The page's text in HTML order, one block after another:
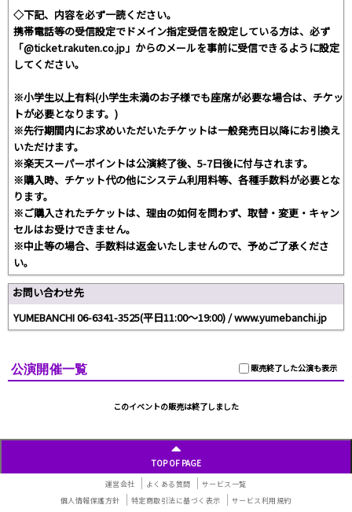
◇下記、内容を必ず一読ください。
携帯電話等の受信設定でドメイン指定受信を設定している方は、必ず
「@ticket.rakuten.co.jp」からのメールを事前に受信できるように設定
してください。
※小学生以上有料(小学生未満のお子様でも座席が必要な場合は、チケッ
トが必要となります。)
※先行期間内にお求めいただいたチケットは一般発売日以降にお引換え
いただけます。
※楽天スーパーポイントは公演終了後、5-7日後に付与されます。
※購入時、チケット代の他にシステム利用料等、各種手数料が必要とな
ります。
※ご購入されたチケットは、理由の如何を問わず、取替・変更・キャン
セルはお受けできません。
※中止等の場合、手数料は返金いたしませんので、予めご了承くださ
い。
お問い合わせ先
YUMEBANCHI 06-6341-3525(平日11:00～19:00) / www.yumebanchi.jp
販売終了した公演も表示
公演開催一覧
このイベントの販売は終了しました
TOP OF PAGE
運営会社 よくある質問
サービス一覧
個人情報保護方針
特定商取引法に基づく表示 サービス利用規約